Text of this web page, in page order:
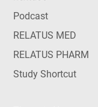
Podcast
RELATUS MED
RELATUS PHARM
Study Shortcut